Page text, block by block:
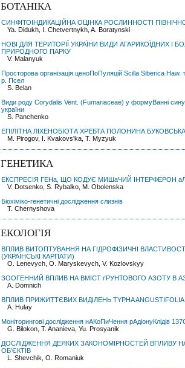
БОТАНІКА
СИНФІТОІНДИКАЦІЙНА ОЦІНКА РОСЛИННОСТІ
Ya. Didukh, I. Chetvertnykh, A. Boratynski
НОВІ ДЛЯ ТЕРИТОРІЇ УКРАЇНИ ВИДИ АГАРИКОЇДНИХ І
ПРИРОДНОГО ПАРКУ
V. Malanyuk
Просторова організація ценоПоПуляцій Scilla Siberica
р. Псел
S. Belan
Види роду Corydalis Vent. (Fumariaceae) у формуВанні
україни
S. Panchenko
ЕПІЛІТНА ЛІХЕНОБІОТА ХРЕБТА ПОЛОНИНА
M. Pirogov, I. Kvakovs'ka, T. Myzyuk
ГЕНЕТИКА
ЕКСПРЕСІЯ ГЕНа, ЩО КОДУЄ МИШаЧИЙ ІНТЕРФЕРОН
V. Dotsenko, S. Rybalko, M. Obolenska
Біохіміко-генетичні дослідження слизнів
T. Chernyshova
ЕКОЛОГІЯ
ВПЛИВ ВИТОПТУВАННЯ НА ГІДРОФІЗИЧНІ
(УКРАЇНСЬКІ КАРПАТИ)
O. Lenevych, O. Maryskevych, V. Kozlovskyy
ЗООГЕННИЙ ВПЛИВ НА ВМІСТ ґРУНТОВОГО АЗОТУ
A. Domnich
ВПЛИВ ПРИЖИТТЄВИХ ВИДІЛЕНЬ TYPHA ANGUSTIFOLIA
А. Hulay
Моніторингові дослідження нАКоПиЧення рАдіонуКлідів
G. Bilokon, T. Ananieva, Yu. Prosyanik
ДОСЛІДЖЕННЯ ДЕЯКИХ ЗАКОНОМІРНОСТЕЙ ВПЛИВУ
ОБ’ЄКТІВ
L. Shevchik, O. Romaniuk